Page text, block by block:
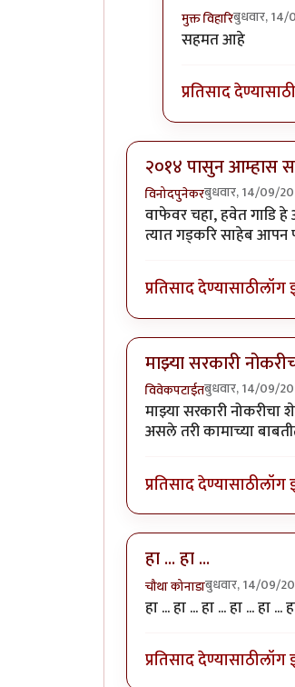
मुक्त विहारिबुधवार,
In reply to
सहमत आहे
प्रतिसाद देण्यासाठी
२०१४ पासुन आम्हास
विनोदपुनेकरबुधवार, 14/09/
वाफेवर चहा, हवेत गाडि
त्यात गड्करि साहेब आपन
प्रतिसाद देण्यासाठीलॉग
माझ्या सरकारी
विवेकपटाईतबुधवार, 14/09/
माझ्या सरकारी
असले तरी कामाच्या
प्रतिसाद देण्यासाठीलॉग
हा ... हा ...
चौथा कोनाडाबुधवार, 14/09/
हा ... हा ... हा ... हा ... हा
प्रतिसाद देण्यासाठीलॉग